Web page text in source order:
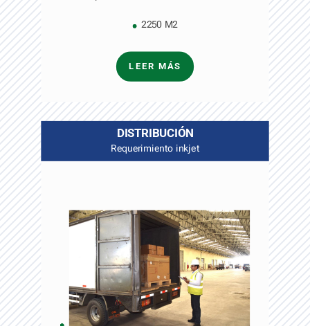
2250 M2
LEER MÁS
DISTRIBUCIÓN
Requerimiento inkjet